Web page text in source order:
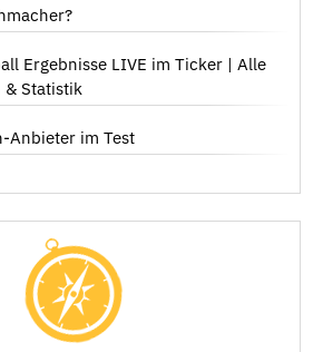
Ergebnisse LIVE im Ticker | Alle
& Statistik
Anbieter im Test